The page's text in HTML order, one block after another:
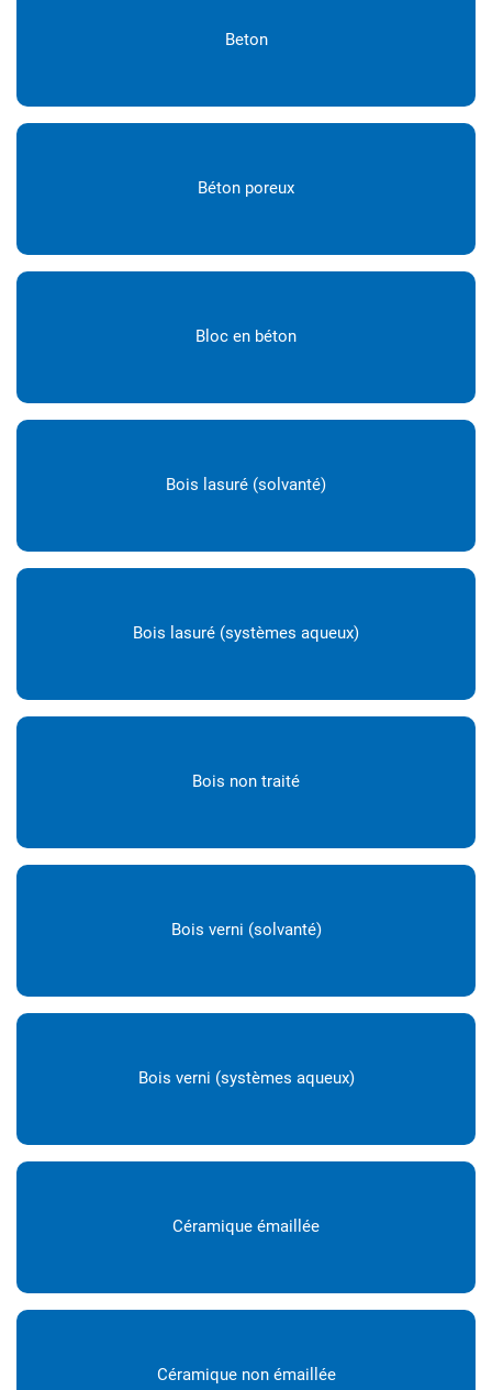
Beton
Béton poreux
Bloc en béton
Bois lasuré (solvanté)
Bois lasuré (systèmes aqueux)
Bois non traité
Bois verni (solvanté)
Bois verni (systèmes aqueux)
Céramique émaillée
Céramique non émaillée